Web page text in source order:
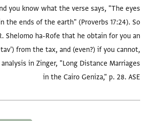
you know what the verse says, "The eyes
the ends of the earth" (Proverbs 17:24). So
Shelomo ha-Rofe that he obtain for you an
from the tax, and (even?) if you cannot,
in Zinger, "Long Distance Marriages
in the Cairo Geniza," p. 28. ASE